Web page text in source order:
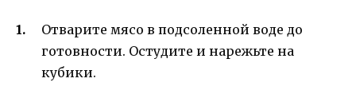
Отварите мясо в подсоленной воде до
готовности. Остудите и нарежьте на
кубики.